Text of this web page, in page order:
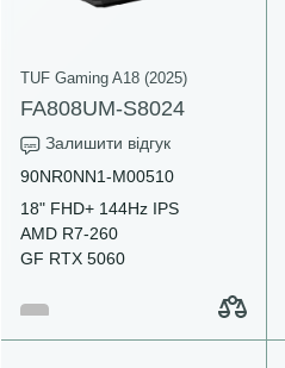
TUF Gaming A18 (2025)
FA808UM-S8024
Залишити відгук
90NR0NN1-M00510
18" FHD+ 144Hz IPS
AMD R7-260
GF RTX 5060